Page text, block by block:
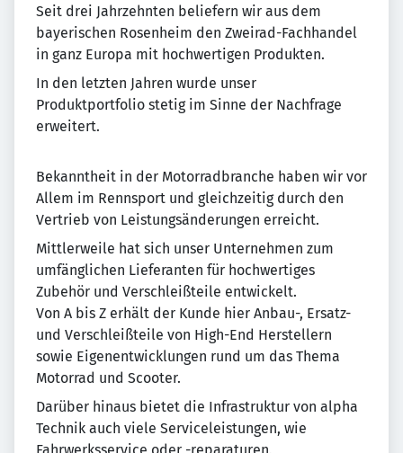
Seit drei Jahrzehnten beliefern wir aus dem
bayerischen Rosenheim den Zweirad-Fachhandel
in ganz Europa mit hochwertigen Produkten.
In den letzten Jahren wurde unser
Produktportfolio stetig im Sinne der Nachfrage
erweitert.
Bekanntheit in der Motorradbranche haben wir vor
Allem im Rennsport und gleichzeitig durch den
Vertrieb von Leistungsänderungen erreicht.
Mittlerweile hat sich unser Unternehmen zum
umfänglichen Lieferanten für hochwertiges
Zubehör und Verschleißteile entwickelt.
Von A bis Z erhält der Kunde hier Anbau-, Ersatz-
und Verschleißteile von High-End Herstellern
sowie Eigenentwicklungen rund um das Thema
Motorrad und Scooter.
Darüber hinaus bietet die Infrastruktur von alpha
Technik auch viele Serviceleistungen, wie